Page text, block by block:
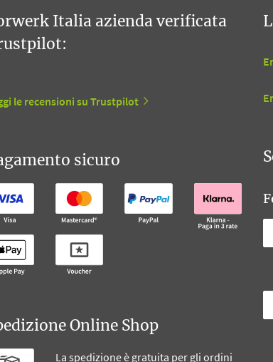
Italia azienda verificata
le recensioni su Trustpilot
sicuro
Online Shop
La spedizione è gratuita per gli ordini